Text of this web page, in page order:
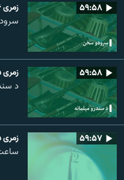
۵۹:۵۸ زمری ۱۶, ۱۴۰۵
۵۹:۵۸ زمری ۱۵, ۱۴۰۵
د
۵۹:۵۷ زمری ۱۵, ۱۴۰۵